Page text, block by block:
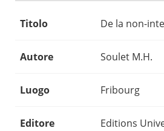
Titolo De la non-
Autore Soulet M.H.
Luogo Fribourg
Editore Editions